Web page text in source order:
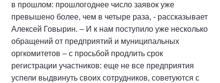
в прошлом: прошлогоднее число заявок уже
превышено более, чем в четыре раза, - рассказывает
Алексей Говырин. – И к нам поступило уже несколько
обращений от предприятий и муниципальных
оргкомитетов – с просьбой продлить срок
регистрации участников: еще не все предприятия
успели выдвинуть своих сотрудников, советуются с